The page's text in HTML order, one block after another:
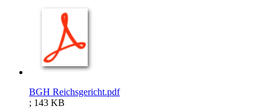
BGH Reichsgericht.pdf
; 143 KB